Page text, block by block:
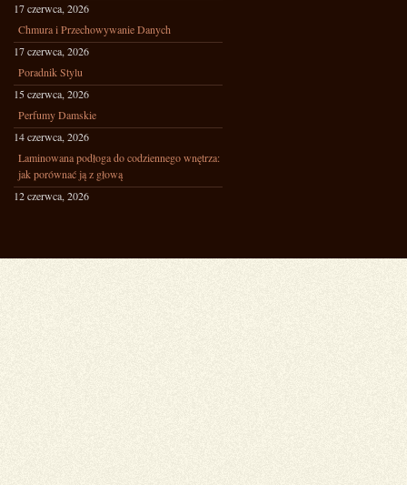
17 czerwca, 2026
Chmura i Przechowywanie Danych
17 czerwca, 2026
Poradnik Stylu
15 czerwca, 2026
Perfumy Damskie
14 czerwca, 2026
Laminowana podłoga do codziennego wnętrza:
jak porównać ją z głową
12 czerwca, 2026